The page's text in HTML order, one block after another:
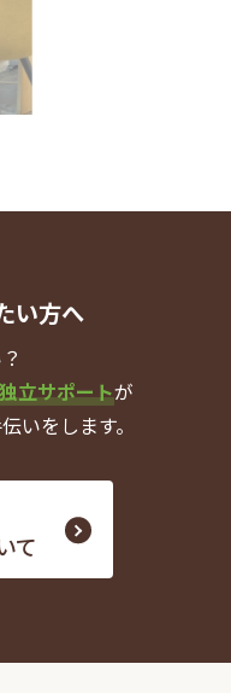
い方へ
立サポートが
いをします。
て